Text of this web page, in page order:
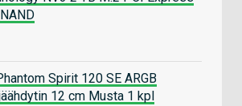
Spirit 120 SE ARGB
12 cm Musta 1 kpl